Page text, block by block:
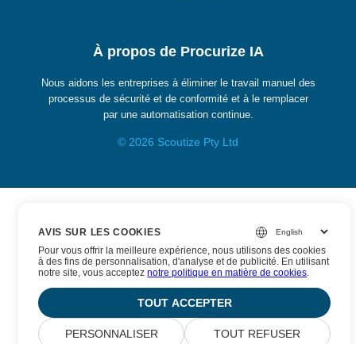
À propos de Procurize IA
Nous aidons les entreprises à éliminer le travail manuel des
processus de sécurité et de conformité et à le remplacer
par une automatisation continue.
© 2026 Scoutize Pty Ltd
AVIS SUR LES COOKIES
Pour vous offrir la meilleure expérience, nous utilisons des cookies
à des fins de personnalisation, d'analyse et de publicité. En utilisant
notre site, vous accepteznotre politique en matière de cookies.
TOUT ACCEPTER
PERSONNALISER TOUT REFUSER